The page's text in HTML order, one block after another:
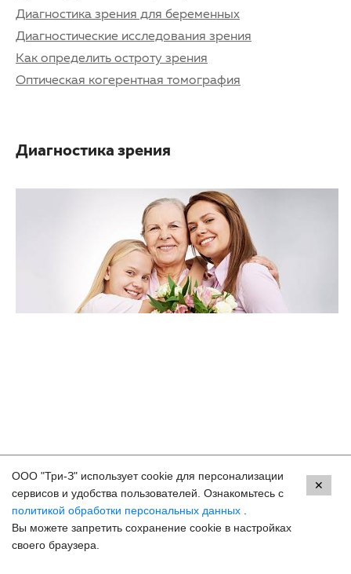
Задать вопрос
Диагностика зрения для беременных
Диагностические исследования зрения
Как определить остроту зрения
Оптическая когерентная томография
Диагностика зрения
Контакты
Москва, м. ВДНХ, ул. Бориса Галушкина, 3
8 (800) 250-33-30
ООО "Три-З" использует cookie для персонализации
сервисов и удобства пользователей. Ознакомьтесь с
политикой обработки персональных данных
Вы можете запретить сохранение cookie в настройках
своего браузера.
✕